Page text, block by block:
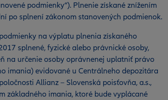
podmienky“). Plnenie získané znížením
po splnení zákonom stanovených podmienok.
na výplatu plnenia získaného
splnené, fyzické alebo právnické osoby,
na určenie osoby oprávnenej uplatniť právo
imania) evidované u Centrálneho depozitára
Allianz – Slovenská poisťovňa, a.s.,
základného imania, ktoré bude vyplácané